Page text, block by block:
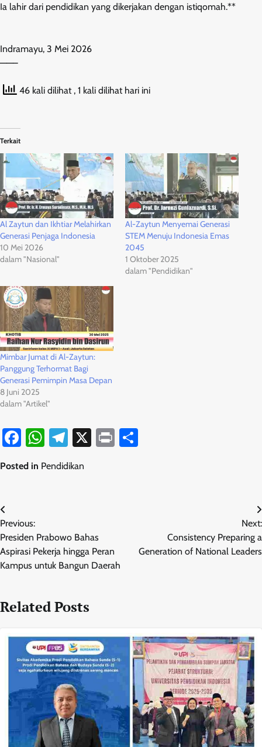
Ia lahir dari pendidikan yang dikerjakan dengan istiqomah.**
Indramayu, 3 Mei 2026
——–
46 kali dilihat , 1 kali dilihat hari ini
Terkait
Al Zaytun dan Ikhtiar Melahirkan
Generasi Penjaga Indonesia
10 Mei 2026
dalam "Nasional"
Al-Zaytun Menyemai Generasi
STEM Menuju Indonesia Emas
2045
1 Oktober 2025
dalam "Pendidikan"
Mimbar Jumat di Al-Zaytun:
Panggung Terhormat Bagi
Generasi Pemimpin Masa Depan
8 Juni 2025
dalam "Artikel"
Facebook
WhatsApp
Telegram
X Print
Posted in Pendidikan
Navigasi
pos
Previous:
Presiden Prabowo Bahas
Aspirasi Pekerja hingga Peran
Kampus untuk Bangun Daerah
Next:
Consistency Preparing a
Generation of National Leaders
Related Posts